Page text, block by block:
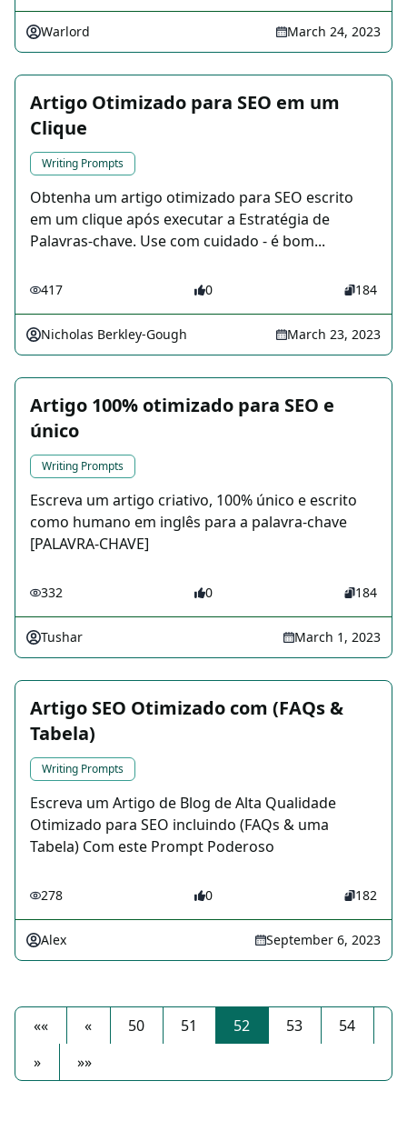
Warlord March 24, 2023
Artigo Otimizado para SEO em um
Clique
Writing Prompts
Obtenha um artigo otimizado para SEO escrito
em um clique após executar a Estratégia de
Palavras-chave. Use com cuidado - é bom...
417 0 184
Nicholas Berkley-Gough March 23, 2023
Artigo 100% otimizado para SEO e
único
Writing Prompts
Escreva um artigo criativo, 100% único e escrito
como humano em inglês para a palavra-chave
[PALAVRA-CHAVE]
332 0 184
Tushar March 1, 2023
Artigo SEO Otimizado com (FAQs &
Tabela)
Writing Prompts
Escreva um Artigo de Blog de Alta Qualidade
Otimizado para SEO incluindo (FAQs & uma
Tabela) Com este Prompt Poderoso
278 0 182
Alex September 6, 2023
«« « 50 51 52 53
54
»
»»